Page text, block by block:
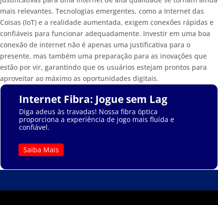
mais relevantes. Tecnologias emergentes, como a Internet das
Coisas (IoT) e a realidade aumentada, exigem conexões rápidas e
confiáveis para funcionar adequadamente. Investir em uma boa
conexão de internet não é apenas uma justificativa para o
presente, mas também uma preparação para as inovações que
estão por vir, garantindo que os usuários estejam prontos para
aproveitar ao máximo as oportunidades digitais.
Internet Fibra: Jogue sem Lag
Diga adeus às travadas! Nossa fibra óptica
proporciona a experiência de jogo mais fluída e
confiável.
Saiba Mais